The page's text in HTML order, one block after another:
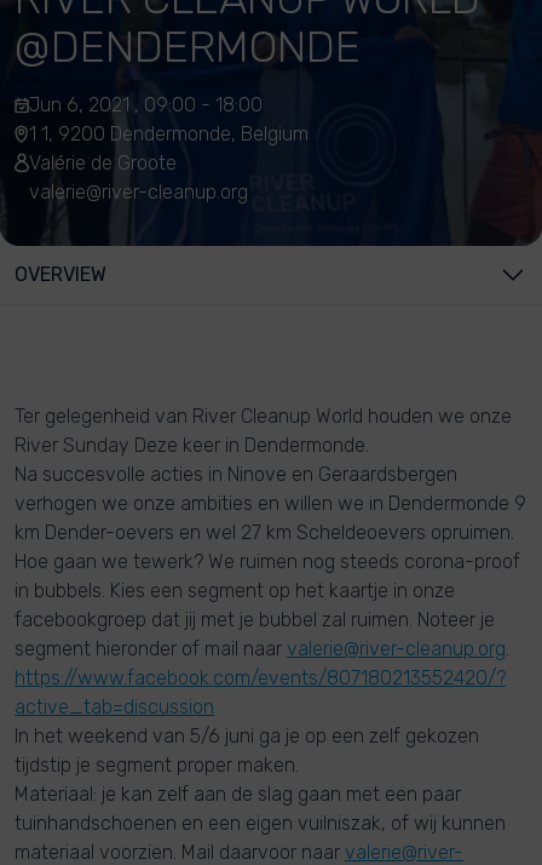
@DENDERMONDE
Jun 6, 2021 , 09:00 - 18:00
1 1, 9200 Dendermonde, Belgium
Valérie de Groote
valerie@river-cleanup.org
OVERVIEW
Ter gelegenheid van River Cleanup World houden we onze
River Sunday Deze keer in Dendermonde.
Na succesvolle acties in Ninove en Geraardsbergen
verhogen we onze ambities en willen we in Dendermonde 9
km Dender-oevers en wel 27 km Scheldeoevers opruimen.
Hoe gaan we tewerk? We ruimen nog steeds corona-proof
in bubbels. Kies een segment op het kaartje in onze
facebookgroep dat jij met je bubbel zal ruimen. Noteer je
segment hieronder of mail naar valerie@river-cleanup.org.
https://www.facebook.com/events/807180213552420/?
active_tab=discussion
In het weekend van 5/6 juni ga je op een zelf gekozen
tijdstip je segment proper maken.
Materiaal: je kan zelf aan de slag gaan met een paar
tuinhandschoenen en een eigen vuilniszak, of wij kunnen
materiaal voorzien. Mail daarvoor naar valerie@river-